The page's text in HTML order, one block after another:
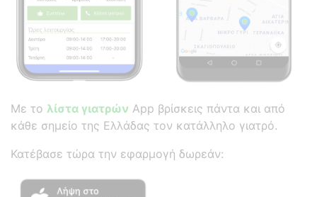
Με το λίστα γιατρών App βρίσκεις πάντα και από
κάθε σημείο της Ελλάδας τον κατάλληλο γιατρό.
Κατέβασε τώρα την εφαρμογή δωρεάν: